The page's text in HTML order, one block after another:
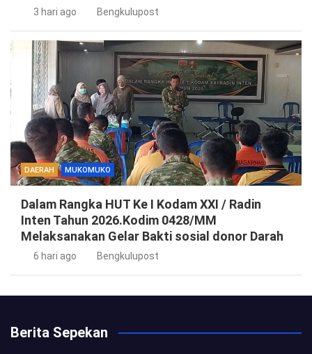
3 hari ago Bengkulupost
DAERAH MUKOMUKO
Dalam Rangka HUT Ke I Kodam XXI / Radin
Inten Tahun 2026.Kodim 0428/MM
Melaksanakan Gelar Bakti sosial donor Darah
6 hari ago Bengkulupost
Berita Sepekan